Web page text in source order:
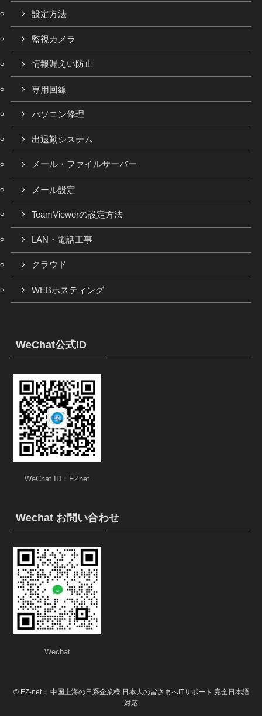
設定方法
監視カメラ
情報漏えい防止
専用回線
パソコン修理
出退勤システム
メール・ファイルサーバー
メール設定
TeamViewerの設定方法
LAN・電話工事
クラウド
WEBホスティング
WeChat公式ID
WeChat ID：EZnet
Wechat お問い合わせ
Wechat
©EZ-net： 中国上海の日系企業様 日本人の皆さまへITサポート 完全日本語
対応